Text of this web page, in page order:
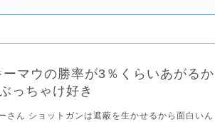
ーマウの勝率が3％くらいあがるか
っちゃけ好き
さん ショットガンは遮蔽を生かせるから面白いん